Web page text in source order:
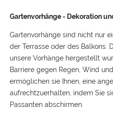
Gartenvorhänge - Dekoration
Gartenvorhänge sind nicht nur
der Terrasse oder des Balkons.
unsere Vorhänge hergestellt
Barriere gegen Regen, Wind
ermöglichen sie Ihnen, eine
aufrechtzuerhalten, indem Sie
Passanten abschirmen.